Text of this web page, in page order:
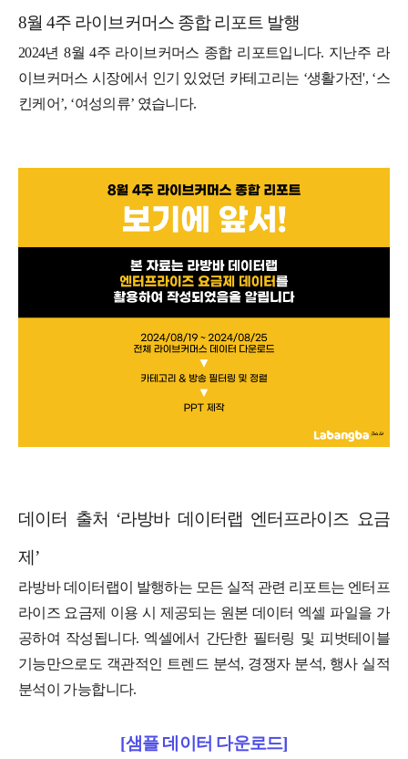
8월 4주 라이브커머스 종합 리포트 발행
2024년 8월 4주 라이브커머스 종합 리포트입니다. 지난주 라
이브커머스 시장에서 인기 있었던 카테고리는 ‘생활가전', ‘스
킨케어’, ‘여성의류’ 였습니다.
데이터 출처 ‘라방바 데이터랩 엔터프라이즈 요금
제’
라방바 데이터랩이 발행하는 모든 실적 관련 리포트는 엔터프
라이즈 요금제 이용 시 제공되는 원본 데이터 엑셀 파일을 가
공하여 작성됩니다. 엑셀에서 간단한 필터링 및 피벗테이블
기능만으로도 객관적인 트렌드 분석, 경쟁자 분석, 행사 실적
분석이 가능합니다.
[샘플 데이터 다운로드]